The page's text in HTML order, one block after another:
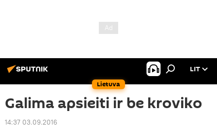
Lietuva
LIT
Galima apsieiti ir be kroviko
14:37 03.09.2016